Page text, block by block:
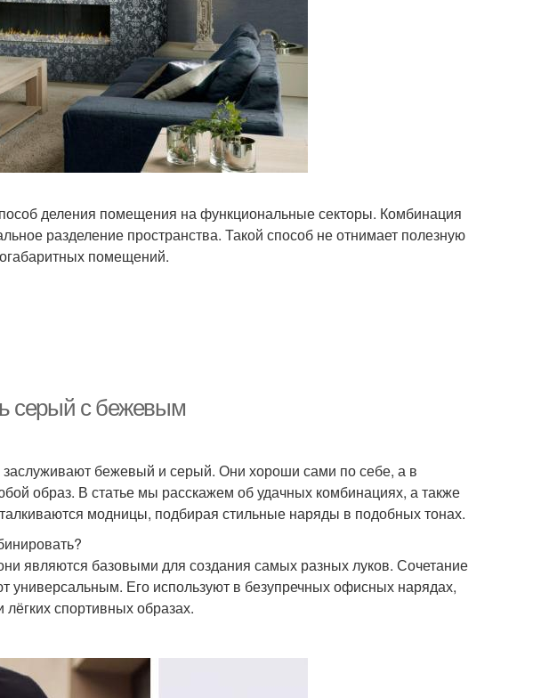
деления помещения на функциональные секторы. Комбинация
разделение пространства. Такой способ не отнимает полезную
помещений.
серый с бежевым
бежевый и серый. Они хороши сами по себе, а в
образ. В статье мы расскажем об удачных комбинациях, а также
модницы, подбирая стильные наряды в подобных тонах.
являются базовыми для создания самых разных луков. Сочетание
универсальным. Его используют в безупречных офисных нарядах,
спортивных образах.